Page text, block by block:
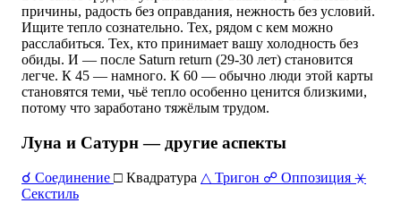
причины, радость без оправдания, нежность без условий.
Ищите тепло сознательно. Тех, рядом с кем можно
расслабиться. Тех, кто принимает вашу холодность без
обиды. И — после Saturn return (29-30 лет) становится
легче. К 45 — намного. К 60 — обычно люди этой карты
становятся теми, чьё тепло особенно ценится близкими,
потому что заработано тяжёлым трудом.
Луна и Сатурн — другие аспекты
☌ Соединение □ Квадратура △ Тригон ☍ Оппозиция ⚹
Секстиль